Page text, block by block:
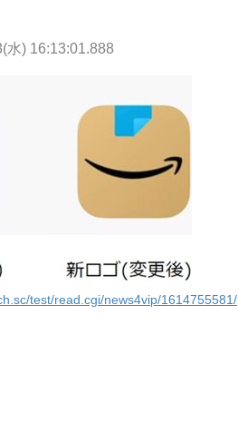
水) 16:13:01.888
test/read.cgi/news4vip/1614755581/